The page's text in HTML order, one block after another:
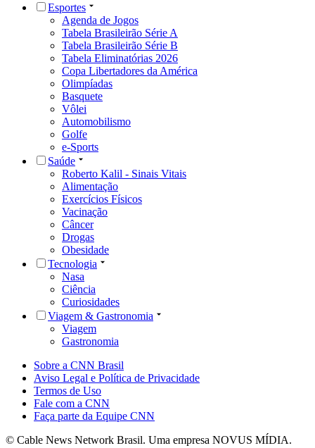
Esportes
Agenda de Jogos
Tabela Brasileirão Série A
Tabela Brasileirão Série B
Tabela Eliminatórias 2026
Copa Libertadores da América
Olimpíadas
Basquete
Vôlei
Automobilismo
Golfe
e-Sports
Saúde
Roberto Kalil - Sinais Vitais
Alimentação
Exercícios Físicos
Vacinação
Câncer
Drogas
Obesidade
Tecnologia
Nasa
Ciência
Curiosidades
Viagem & Gastronomia
Viagem
Gastronomia
Sobre a CNN Brasil
Aviso Legal e Política de Privacidade
Termos de Uso
Fale com a CNN
Faça parte da Equipe CNN
© Cable News Network Brasil. Uma empresa NOVUS MÍDIA.